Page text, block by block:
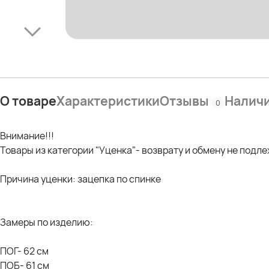
О товареХарактеристикиОтзывы 0
Внимание!!!
Товары из категории "Уценка"- возврату и обмену не
Причина уценки: зацепка по спинке
Замеры по изделию:
ПОГ- 62 см
ПОБ- 61 см